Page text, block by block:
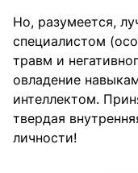
Но, разумеется,
специалистом
травм и
овладение
интеллектом.
твердая
личности!